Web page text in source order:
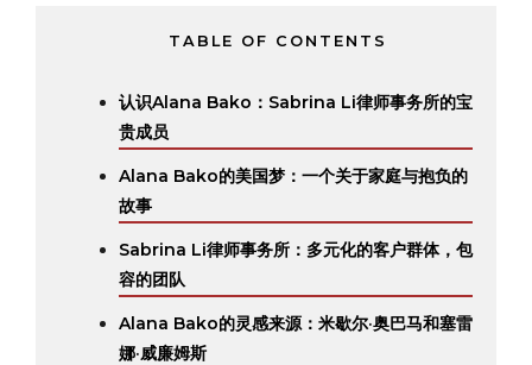
TABLE OF CONTENTS
认识Alana Bako：Sabrina Li律师事务所的宝
贵成员
Alana Bako的美国梦：一个关于家庭与抱负的
故事
Sabrina Li律师事务所：多元化的客户群体，包
容的团队
Alana Bako的灵感来源：米歇尔·奥巴马和塞雷
娜·威廉姆斯